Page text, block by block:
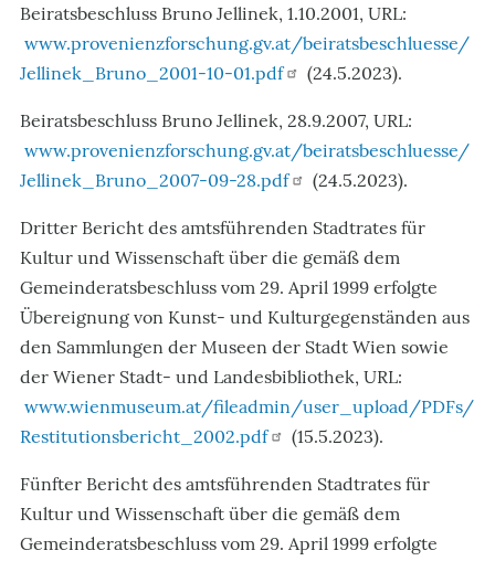
Beiratsbeschluss Bruno Jellinek, 1.10.2001, URL:
www.provenienzforschung.gv.at/beiratsbeschluesse/
Jellinek_Bruno_2001-10-01.pdf
(24.5.2023).
Beiratsbeschluss Bruno Jellinek, 28.9.2007, URL:
www.provenienzforschung.gv.at/beiratsbeschluesse/
Jellinek_Bruno_2007-09-28.pdf
(24.5.2023).
Dritter Bericht des amtsführenden Stadtrates für
Kultur und Wissenschaft über die gemäß dem
Gemeinderatsbeschluss vom 29. April 1999 erfolgte
Übereignung von Kunst- und Kulturgegenständen aus
den Sammlungen der Museen der Stadt Wien sowie
der Wiener Stadt- und Landesbibliothek, URL:
www.wienmuseum.at/fileadmin/user_upload/PDFs/
Restitutionsbericht_2002.pdf
(15.5.2023).
Fünfter Bericht des amtsführenden Stadtrates für
Kultur und Wissenschaft über die gemäß dem
Gemeinderatsbeschluss vom 29. April 1999 erfolgte